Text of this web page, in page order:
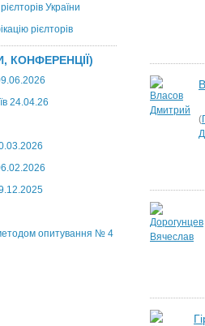
України
рієлторів
КОНФЕРЕНЦІЇ)
24.04.26
опитування № 4
(